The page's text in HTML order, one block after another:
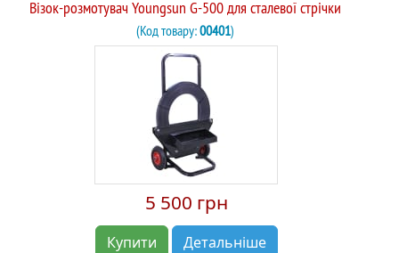
Візок-розмотувач Youngsun G-500 для сталевої стрічки
(Код товару:00401)
5 500 грн
Купити Детальніше